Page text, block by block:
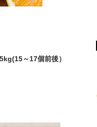
～17個前後）